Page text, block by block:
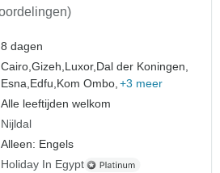
8 dagen
Cairo,Gizeh,Luxor,Dal der Koningen,
Esna,Edfu,Kom Ombo, +3 meer
Alle leeftijden welkom
Nijldal
Alleen: Engels
Holiday In Egypt